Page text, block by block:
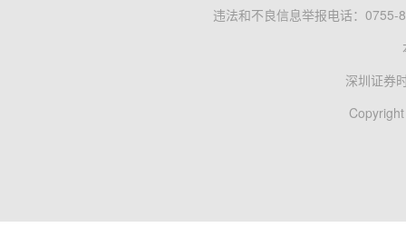
违法和不良信息举报电话：0755-
深圳证券